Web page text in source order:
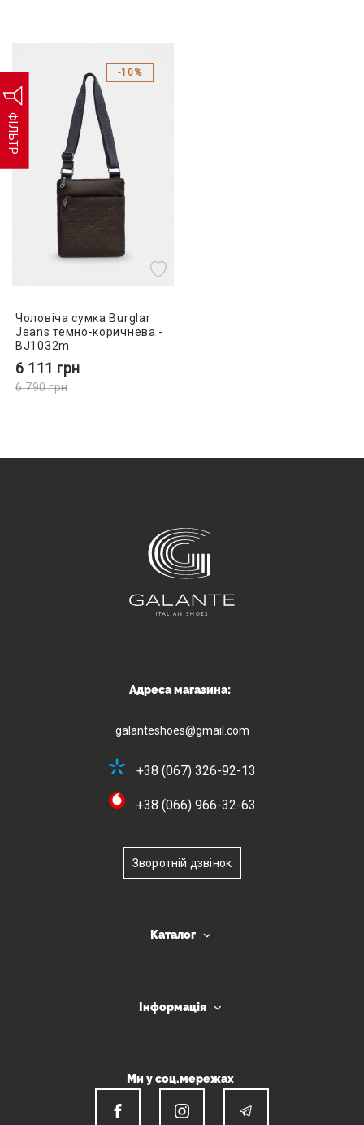
ФІЛЬТР
10%
Чоловіча сумка Burglar
Jeans темно-коричнева -
BJ1032m
6 111 грн
6 790грн
Адреса магазина:
galanteshoes@gmail.com
+38 (067) 326-92-13
+38 (066) 966-32-63
Зворотній дзвінок
Каталог
Інформація
Ми у соц.мережах